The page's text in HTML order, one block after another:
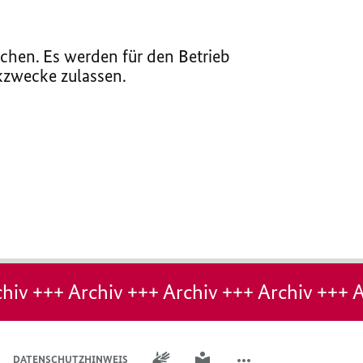
Es werden für den Betrieb
zulassen.
+++ Archiv +++ Archiv +++ Archiv
DATENSCHUTZHINWEIS GEBÄRDENSPRACHE
LEICHTE SPRACHE